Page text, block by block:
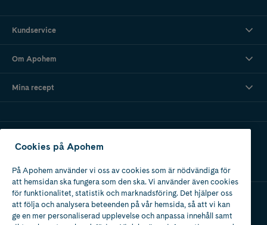
Kundservice
Om Apohem
Mina recept
Apotek med tillstånd
av Läkemedelsverket
Cookies på Apohem
På Apohem använder vi oss av cookies som är nödvändiga för
att hemsidan ska fungera som den ska. Vi använder även cookies
för funktionalitet, statistik och marknadsföring. Det hjälper oss
att följa och analysera beteenden på vår hemsida, så att vi kan
ge en mer personaliserad upplevelse och anpassa innehåll samt